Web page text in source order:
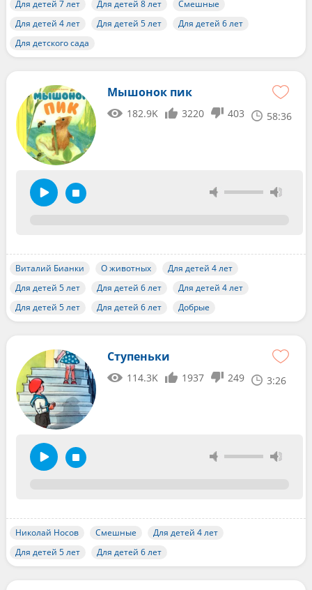
Для детей 7 лет
Для детей 8 лет
Смешные
Для детей 4 лет
Для детей 5 лет
Для детей 6 лет
Для детского сада
Мышонок пик
182.9K 3220 403 58:36
Виталий Бианки О животных
Для детей 4 лет
Для детей 5 лет
Для детей 6 лет
Для детей 4 лет
Для детей 5 лет
Для детей 6 лет Добрые
Ступеньки
114.3K 1937 249 3:26
Николай Носов Смешные
Для детей 4 лет
Для детей 5 лет
Для детей 6 лет